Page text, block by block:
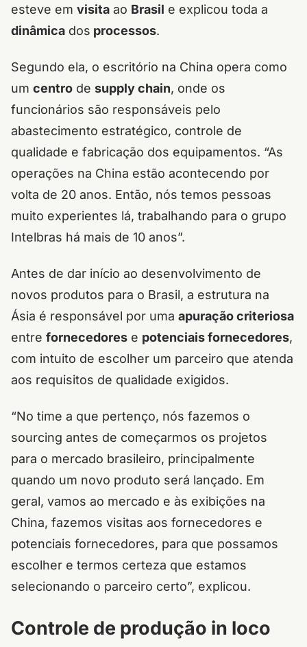
esteve em visita ao Brasil e explicou toda a
dinâmica dos processos.
Segundo ela, o escritório na China opera como
um centro de supply chain, onde os
funcionários são responsáveis pelo
abastecimento estratégico, controle de
qualidade e fabricação dos equipamentos. “As
operações na China estão acontecendo por
volta de 20 anos. Então, nós temos pessoas
muito experientes lá, trabalhando para o grupo
Intelbras há mais de 10 anos”.
Antes de dar início ao desenvolvimento de
novos produtos para o Brasil, a estrutura na
Ásia é responsável por uma apuração criteriosa
entre fornecedores e potenciais fornecedores,
com intuito de escolher um parceiro que atenda
aos requisitos de qualidade exigidos.
“No time a que pertenço, nós fazemos o
sourcing antes de começarmos os projetos
para o mercado brasileiro, principalmente
quando um novo produto será lançado. Em
geral, vamos ao mercado e às exibições na
China, fazemos visitas aos fornecedores e
potenciais fornecedores, para que possamos
escolher e termos certeza que estamos
selecionando o parceiro certo”, explicou.
Controle de produção in loco